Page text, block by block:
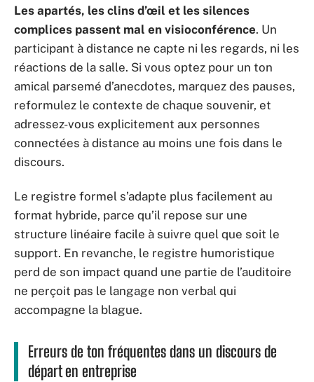
Les apartés, les clins d’œil et les silences
complices passent mal en visioconférence. Un
participant à distance ne capte ni les regards, ni les
réactions de la salle. Si vous optez pour un ton
amical parsemé d’anecdotes, marquez des pauses,
reformulez le contexte de chaque souvenir, et
adressez-vous explicitement aux personnes
connectées à distance au moins une fois dans le
discours.
Le registre formel s’adapte plus facilement au
format hybride, parce qu’il repose sur une
structure linéaire facile à suivre quel que soit le
support. En revanche, le registre humoristique
perd de son impact quand une partie de l’auditoire
ne perçoit pas le langage non verbal qui
accompagne la blague.
Erreurs de ton fréquentes dans un discours de
départ en entreprise